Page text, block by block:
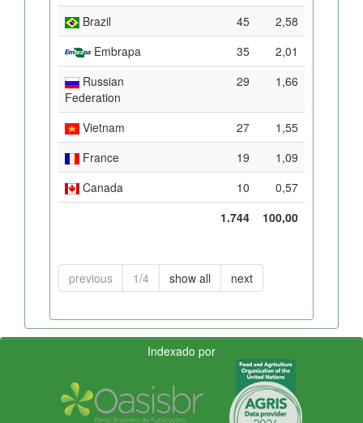
Brazil
45
2,58
Embrapa
35
2,01
Russian
Federation
29 1,66
Vietnam 27
1,55
France
19
1,09
Canada
10
0,57
1.744
100,00
previous 1/4 show all next
Indexado por